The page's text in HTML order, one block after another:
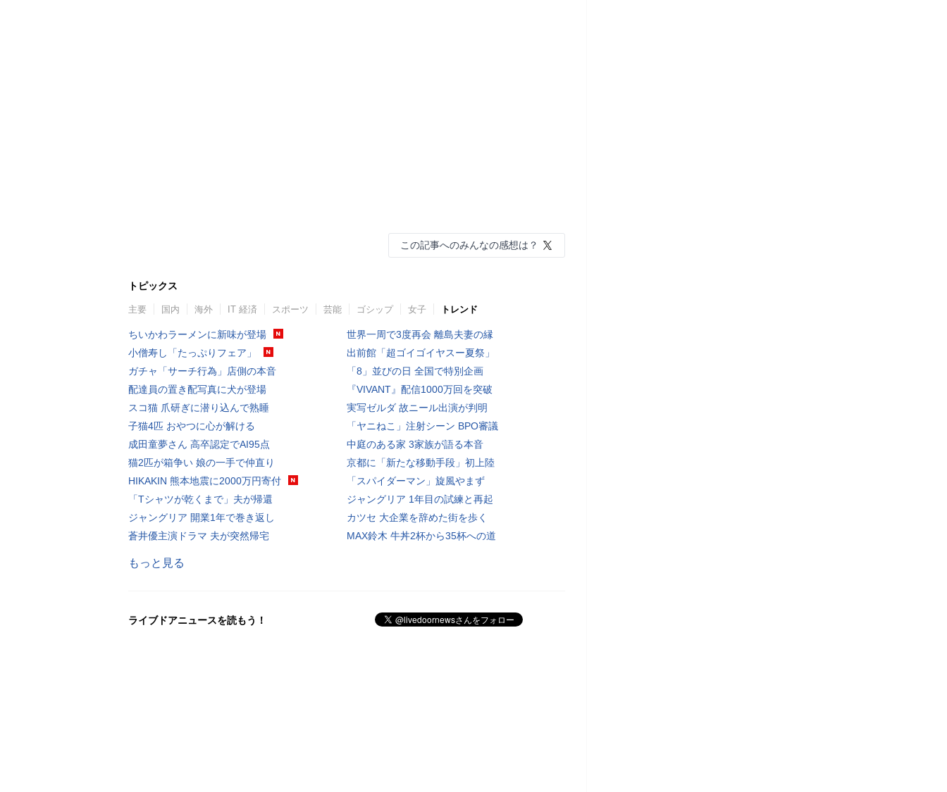
この記事へのみんなの感想は？
トピックス
主要 国内 海外 IT 経済 スポーツ 芸能 ゴシップ 女子 トレンド
ちいかわラーメンに新味が登場
小僧寿し「たっぷりフェア」
ガチャ「サーチ行為」店側の本音
配達員の置き配写真に犬が登場
スコ猫 爪研ぎに潜り込んで熟睡
子猫4匹 おやつに心が解ける
成田童夢さん 高卒認定でAI95点
猫2匹が箱争い 娘の一手で仲直り
HIKAKIN 熊本地震に2000万円寄付
「Tシャツが乾くまで」夫が帰還
ジャングリア 開業1年で巻き返し
蒼井優主演ドラマ 夫が突然帰宅
世界一周で3度再会 離島夫妻の縁
出前館「超ゴイゴイヤスー夏祭」
「8」並びの日 全国で特別企画
『VIVANT』配信1000万回を突破
実写ゼルダ 故ニール出演が判明
「ヤニねこ」注射シーン BPO審議
中庭のある家 3家族が語る本音
京都に「新たな移動手段」初上陸
「スパイダーマン」旋風やまず
ジャングリア 1年目の試練と再起
カツセ 大企業を辞めた街を歩く
MAX鈴木 牛丼2杯から35杯への道
もっと見る
ライブドアニュースを読もう！